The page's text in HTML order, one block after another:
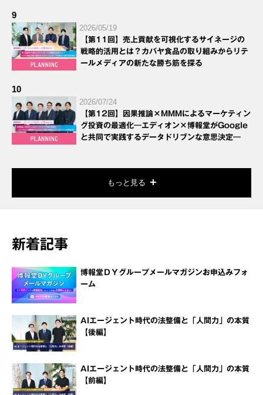
9
2026/05/19
【第11回】売上貢献を可視化するサイネージの
戦略的活用とは？カバヤ食品の取り組みからリテ
ールメディアの新たな勝ち筋を探る
10
2026/07/24
【第12回】因果推論×MMMによるマーケティン
グ投資の最適化―エディオン×博報堂がGoogle
と共同で実践するデータドリブンな意思決定―
もっと見る
新着記事
博報堂ＤＹグループメールマガジンお申込みフォ
ーム
AIエージェント時代の法整備と「人間力」の本質
【後編】
AIエージェント時代の法整備と「人間力」の本質
【前編】